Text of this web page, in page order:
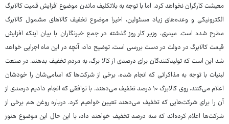
معیشت کارگران نخواهد کرد. اما با توجه به بلاتکلیف ماندن موضوع افزایش قمیت کالابرگ
الکترونیکی و وعده‌های زیاد مسئولین، اخیرا موضوع تخفیف کالاهای مشمول کالابرگ
مطرح شده است. میدری، وزیر کار روز گذشته در جمع خبرنگاران با بیان اینکه افزایش
قیمت کالابرگ در دولت در دست بررسی است، توضیح داد: آنچه در این ماه اجرایی خواهد
شد این است که تولیدکنندگان برای درصدی از کالا برگ، به مردم تخفیف بدهند. در صنعت
لبنیات با توجه به مذاکراتی که انجام شده، برخی از شرکت‌ها که اسامی‌شان را خودشان
اعلام می‌کنند، روی کالابرگ ۱۰ درصد تخفیف می‌دهند. با توافقی که انجام دادیم درصدی از
آن را برای شرکت‌هایی که تخفیف می‌دهند تعیین خواهیم کرد. درباره روغن هم برخی از
شرکت‌ها اعلام کرده‌اند که سه درصد تخفیف خواهند داد، با این حال این موضوع هنوز